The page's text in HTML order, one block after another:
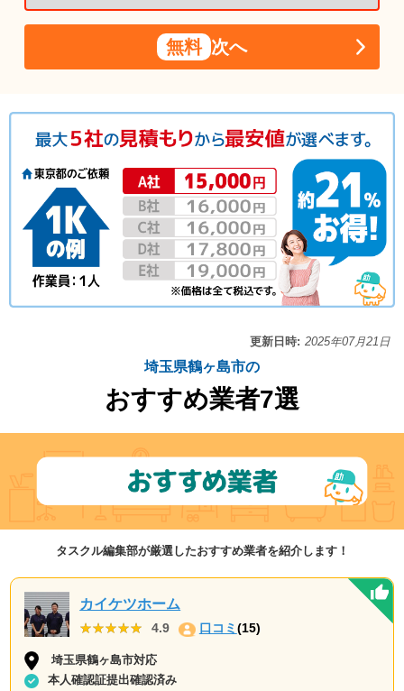
無料 次へ
更新日時: 2025年07月21日
埼玉県鶴ヶ島市の
おすすめ業者7選
タスクル編集部が厳選したおすすめ業者を紹介します！
カイケツホーム
★★★★★
★★★★★ 4.9 口コミ(15)
埼玉県鶴ヶ島市対応
本人確認証提出確認済み